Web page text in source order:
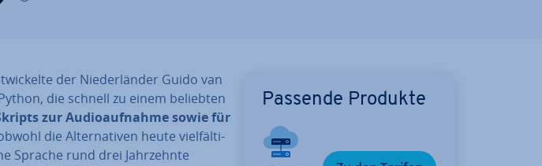
der Nie­der­län­der Guido van
die schnell zu einem beliebten
zur Au­dio­auf­nah­me sowie für
die Al­ter­na­ti­ven heute viel­fäl­ti­
Sprache rund drei Jahr­zehn­te
Passende Produkte